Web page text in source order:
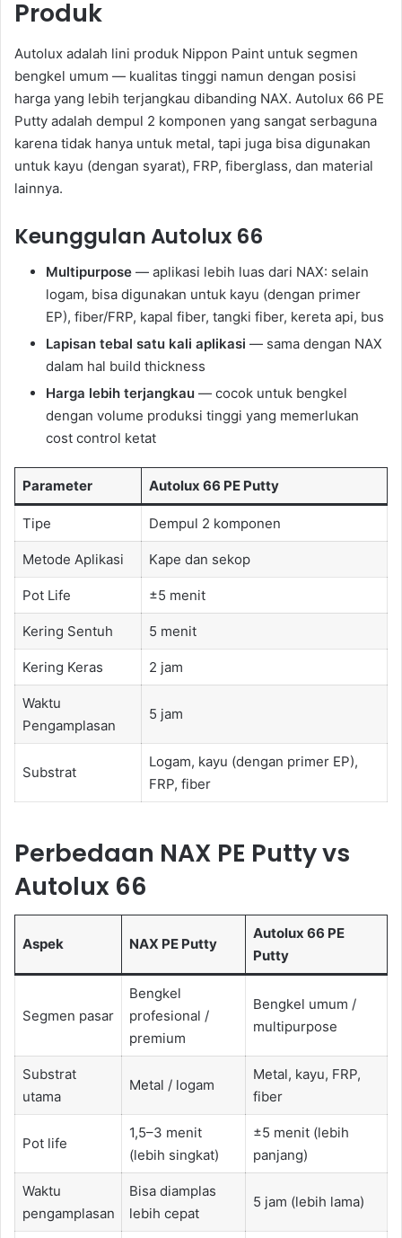
Produk
Autolux adalah lini produk Nippon Paint untuk segmen
bengkel umum — kualitas tinggi namun dengan posisi
harga yang lebih terjangkau dibanding NAX. Autolux 66 PE
Putty adalah dempul 2 komponen yang sangat serbaguna
karena tidak hanya untuk metal, tapi juga bisa digunakan
untuk kayu (dengan syarat), FRP, fiberglass, dan material
lainnya.
Keunggulan Autolux 66
Multipurpose — aplikasi lebih luas dari NAX: selain
logam, bisa digunakan untuk kayu (dengan primer
EP), fiber/FRP, kapal fiber, tangki fiber, kereta api, bus
Lapisan tebal satu kali aplikasi — sama dengan NAX
dalam hal build thickness
Harga lebih terjangkau — cocok untuk bengkel
dengan volume produksi tinggi yang memerlukan
cost control ketat
Parameter Autolux 66 PE Putty
Tipe Dempul 2 komponen
Metode Aplikasi Kape dan sekop
Pot Life ±5 menit
Kering Sentuh 5 menit
Kering Keras 2 jam
Waktu
Pengamplasan
5 jam
Substrat
Logam, kayu (dengan primer EP),
FRP, fiber
Perbedaan NAX PE Putty vs
Autolux 66
Aspek NAX PE Putty
Autolux 66 PE
Putty
Segmen pasar
Bengkel
profesional /
premium
Bengkel umum /
multipurpose
Substrat
utama
Metal / logam
Metal, kayu, FRP,
fiber
Pot life
1,5–3 menit
(lebih singkat)
±5 menit (lebih
panjang)
Waktu
pengamplasan
Bisa diamplas
lebih cepat
5 jam (lebih lama)